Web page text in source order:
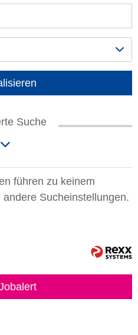
Suche
führen zu keinem
Sucheinstellungen.